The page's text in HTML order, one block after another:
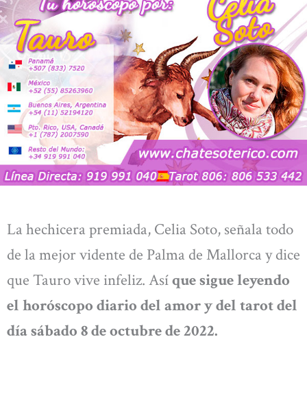
La hechicera premiada, Celia Soto, señala todo
de la mejor vidente de Palma de Mallorca y dice
que Tauro vive infeliz. Asíque sigue leyendo
el horóscopo diario del amor y del tarot del
día sábado 8 de octubre de 2022.